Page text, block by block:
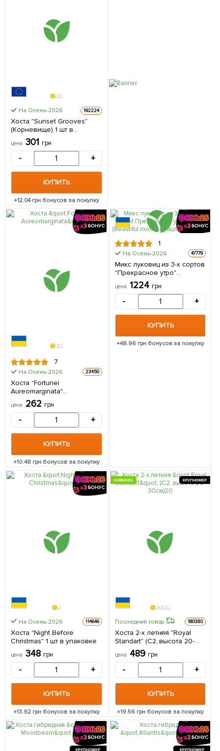
На Осень-2026 192224
Хоста "Sunset Grooves"
(Корневище) 1 шт в
упаковке
цена 301 грн
- +
КУПИТЬ
+12.04грн бонусов за покупку
7
На Осень-2026 23450
Хоста "Fortunei
Aureomarginatа"
(Корневище) 1 шт в
упаковке
цена 262 грн
- +
КУПИТЬ
+10.48грн бонусов за покупку
1
На Осень-2026 47779
Микс луковиц из 3-х сортов
"Прекрасное утро"
(Beautiful morning) 3шт
луковиц
цена 1224 грн
- +
КУПИТЬ
+48.96грн бонусов за покупку
На Осень-2026 114646
Хоста "Night Before
Christmas" 1 шт в упаковке
цена 348 грн
- +
КУПИТЬ
+13.92грн бонусов за покупку
КРУПНОМЕР
НОВИНКА
Последний товар 180380
Хоста 2-х летняя "Royal
Standart" (С2, высота 20-
30см) 1 саженец в
упаковке
цена 489 грн
- +
КУПИТЬ
+19.56 грн бонусов за покупку
КРУПНОМЕР КРУПНОМЕР